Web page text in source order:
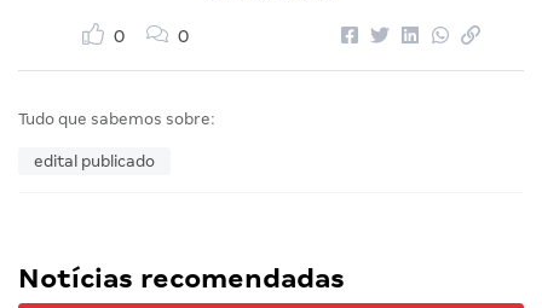
0 0
Tudo que sabemos sobre:
edital publicado
Notícias recomendadas